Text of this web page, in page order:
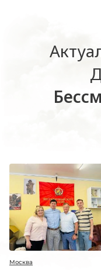
Москва